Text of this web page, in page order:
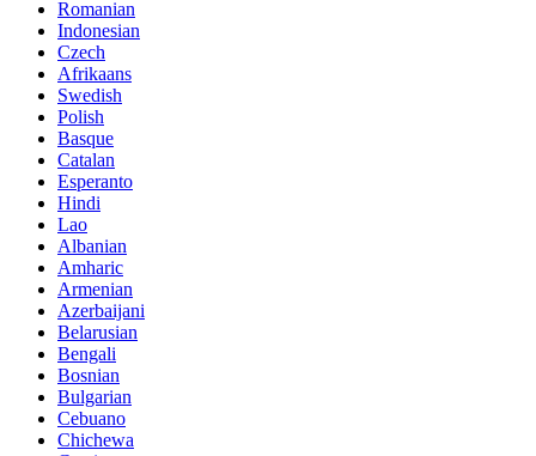
Romanian
Indonesian
Czech
Afrikaans
Swedish
Polish
Basque
Catalan
Esperanto
Hindi
Lao
Albanian
Amharic
Armenian
Azerbaijani
Belarusian
Bengali
Bosnian
Bulgarian
Cebuano
Chichewa